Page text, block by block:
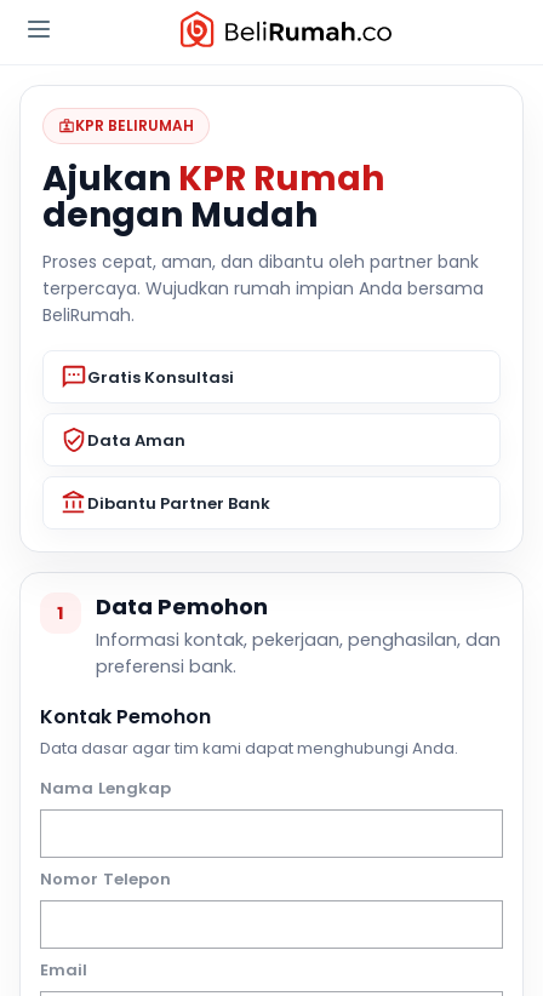
KPR BELIRUMAH
Ajukan KPR Rumah
dengan Mudah
Proses cepat, aman, dan dibantu oleh partner bank
terpercaya. Wujudkan rumah impian Anda bersama
BeliRumah.
Gratis Konsultasi
Data Aman
Dibantu Partner Bank
1 Data Pemohon
Informasi kontak, pekerjaan, penghasilan, dan
preferensi bank.
Kontak Pemohon
Data dasar agar tim kami dapat menghubungi Anda.
Nama Lengkap
Nomor Telepon
Email